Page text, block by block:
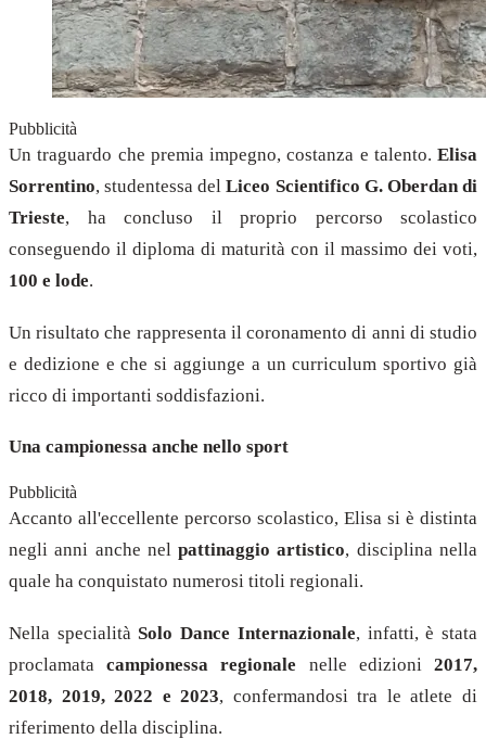
Pubblicità
Un traguardo che premia impegno, costanza e talento. Elisa
Sorrentino, studentessa delLiceo Scientifico G. Oberdan di
Trieste, ha concluso il proprio percorso scolastico
conseguendo il diploma di maturità con il massimo dei voti,
100 e lode.
Un risultato che rappresenta il coronamento di anni di studio
e dedizione e che si aggiunge a un curriculum sportivo già
ricco di importanti soddisfazioni.
Una campionessa anche nello sport
Pubblicità
Accanto all'eccellente percorso scolastico, Elisa si è distinta
negli anni anche nelpattinaggio artistico, disciplina nella
quale ha conquistato numerosi titoli regionali.
Nella specialità Solo Dance Internazionale, infatti, è stata
proclamatacampionessa regionale nelle edizioni2017,
2018, 2019, 2022 e 2023, confermandosi tra le atlete di
riferimento della disciplina.